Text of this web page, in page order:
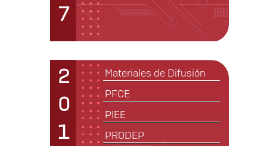
7
2
0
1
Materiales de Difusión
PFCE
PIEE
PRODEP